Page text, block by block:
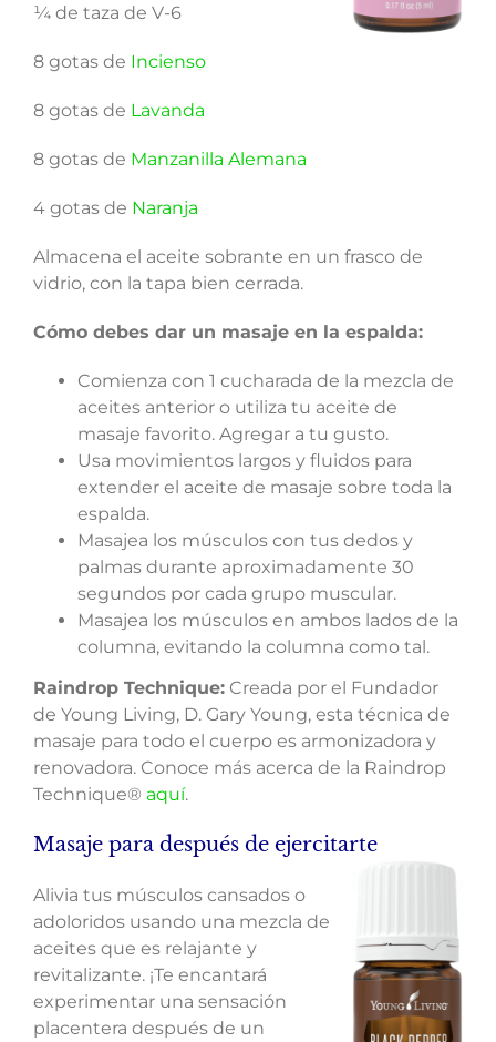
¼ de taza de V-6
8 gotas de Incienso
8 gotas de Lavanda
8 gotas de Manzanilla Alemana
4 gotas de Naranja
Almacena el aceite sobrante en un frasco de
vidrio, con la tapa bien cerrada.
Cómo debes dar un masaje en la espalda:
Comienza con 1 cucharada de la mezcla de
aceites anterior o utiliza tu aceite de
masaje favorito. Agregar a tu gusto.
Usa movimientos largos y fluidos para
extender el aceite de masaje sobre toda la
espalda.
Masajea los músculos con tus dedos y
palmas durante aproximadamente 30
segundos por cada grupo muscular.
Masajea los músculos en ambos lados de la
columna, evitando la columna como tal.
Raindrop Technique: Creada por el Fundador
de Young Living, D. Gary Young, esta técnica de
masaje para todo el cuerpo es armonizadora y
renovadora. Conoce más acerca de la Raindrop
Technique® aquí.
Masaje para después de ejercitarte
Alivia tus músculos cansados o
adoloridos usando una mezcla de
aceites que es relajante y
revitalizante. ¡Te encantará
experimentar una sensación
placentera después de un